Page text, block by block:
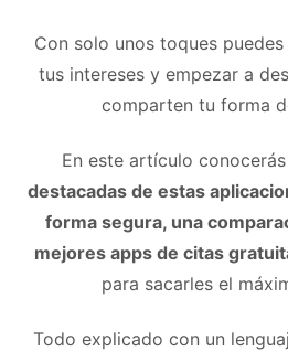
Con solo unos toques
tus intereses y empezar a
comparten tu forma
En este artículo conocerás
destacadas de estas
forma segura, una
mejores apps de citas
para sacarles el
Todo explicado con un